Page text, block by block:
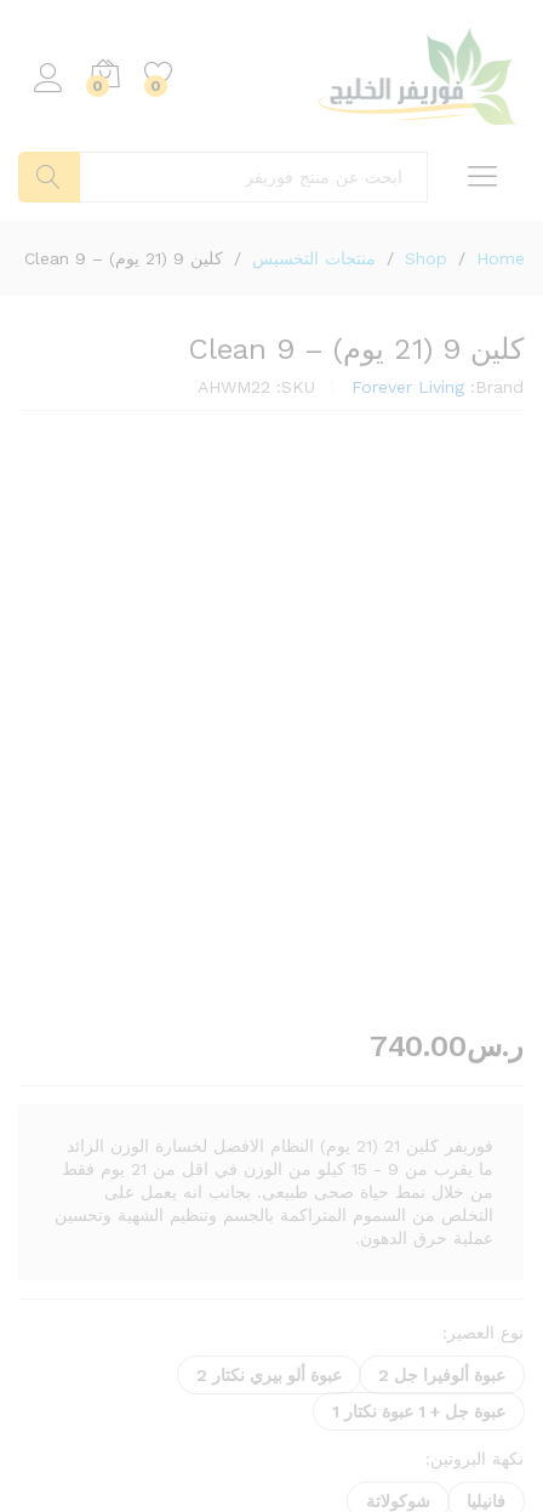
0
0
Home
/
Shop
/ منتجات التخسيس / كلين 9 (21 يوم) – Clean 9
كلين 9 (21 يوم) – Clean 9
Brand:
Forever Living
SKU:
AHWM22
ر.س740.00
فوريفر كلين 21 (21 يوم) النظام الافضل لخسارة الوزن الزائد
ما يقرب من 9 - 15 كيلو من الوزن في اقل من 21 يوم فقط
من خلال نمط حياة صحى طبيعى. بجانب انه يعمل على
التخلص من السموم المتراكمة بالجسم وتنظيم الشهية وتحسين
عملية حرق الدهون.
نوع العصير:
عبوة ألوفيرا جل 2
عبوة ألو بيري نكتار 2
عبوة جل + 1 عبوة نكتار 1
نكهة البروتين:
فانيليا شوكولاتة